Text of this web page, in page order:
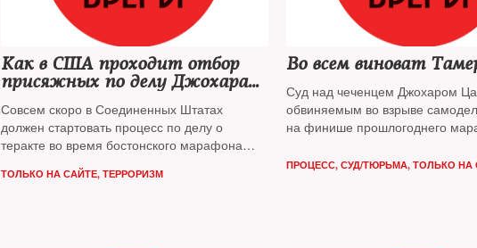
Как в США проходит отбор
присяжных по делу Джохара
Царнаева
Совсем скоро в Соединенных Штатах
должен стартовать процесс по делу о
теракте во время бостонского марафона
которому проходит 21-летний чеченец
ТОЛЬКО НА САЙТЕ, ТЕРРОРИЗМ
Во всем виноват
Суд над чеченцем Джохаром
обвиняемым во взрыве
на финише прошлогоднего
Times выяснял тактику защиты
ПРОЦЕСС, СУД/ТЮРЬМА, ТОЛЬКО НА